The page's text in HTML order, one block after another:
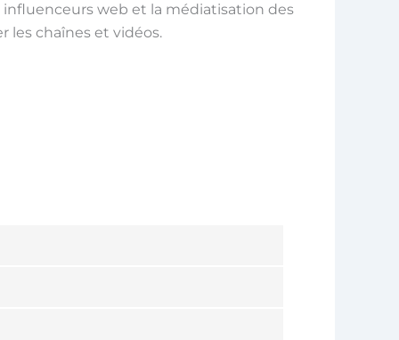
web et la médiatisation des
les chaînes et vidéos.